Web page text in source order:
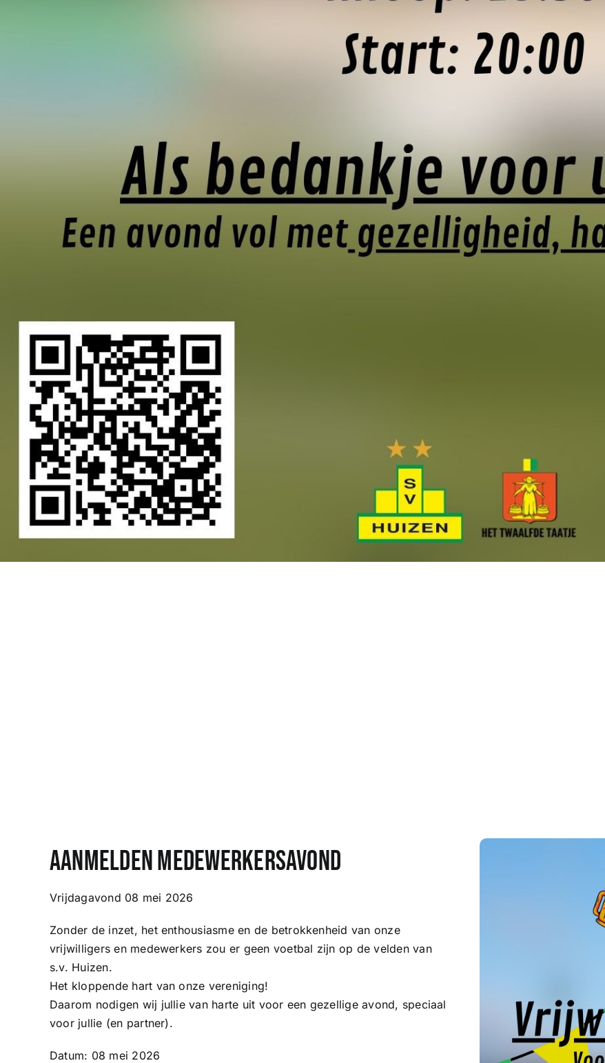
Aanmelden medewerkersavond
Vrijdagavond 08 mei 2026
Zonder de inzet, het enthousiasme en de betrokkenheid van onze
vrijwilligers en medewerkers zou er geen voetbal zijn op de velden van
s.v. Huizen.
Het kloppende hart van onze vereniging!
Daarom nodigen wij jullie van harte uit voor een gezellige avond, speciaal
voor jullie (en partner).
Datum: 08 mei 2026